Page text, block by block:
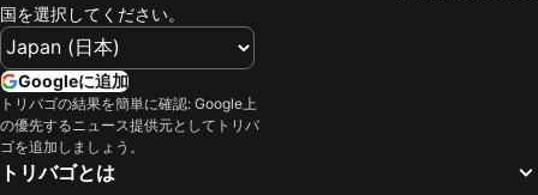
国を選択してください。
Googleに追加
トリバゴの結果を簡単に確認: Google上
の優先するニュース提供元としてトリバ
ゴを追加しましょう。
トリバゴとは